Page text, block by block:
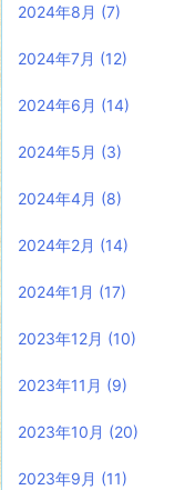
2024年8月 (7)
2024年7月 (12)
2024年6月 (14)
2024年5月 (3)
2024年4月 (8)
2024年2月 (14)
2024年1月 (17)
2023年12月 (10)
2023年11月 (9)
2023年10月 (20)
2023年9月 (11)